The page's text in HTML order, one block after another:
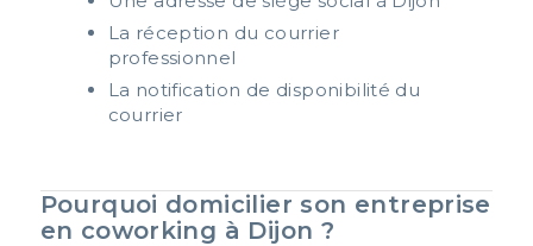
La réception du courrier
professionnel
La notification de disponibilité du
courrier
Pourquoi domicilier son entreprise
en coworking à Dijon ?